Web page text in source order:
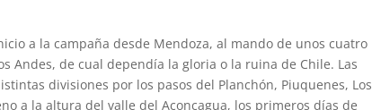
a la campaña desde Mendoza, al mando de unos cuatro
Andes, de cual dependía la gloria o la ruina de Chile. Las
divisiones por los pasos del Planchón, Piuquenes, Los
a la altura del valle del Aconcagua, los primeros días de